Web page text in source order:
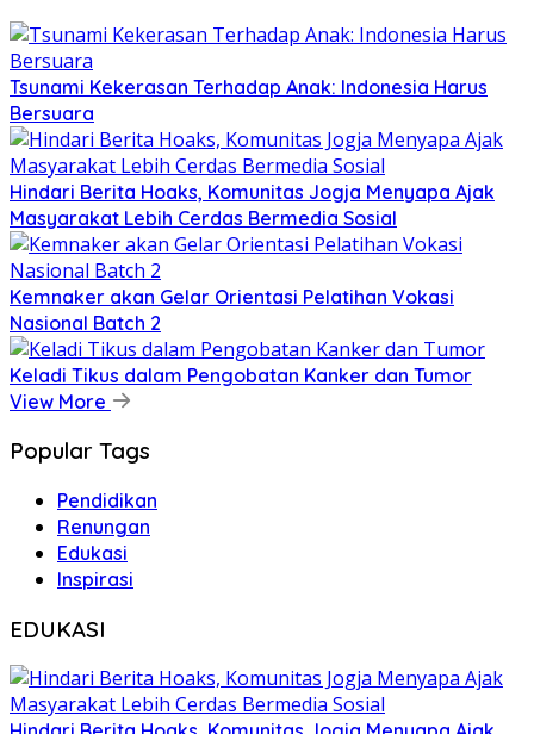
Tsunami Kekerasan Terhadap Anak: Indonesia Harus
Bersuara
Hindari Berita Hoaks, Komunitas Jogja Menyapa Ajak
Masyarakat Lebih Cerdas Bermedia Sosial
Kemnaker akan Gelar Orientasi Pelatihan Vokasi
Nasional Batch 2
Keladi Tikus dalam Pengobatan Kanker dan Tumor
View More
Popular Tags
Pendidikan
Renungan
Edukasi
Inspirasi
EDUKASI